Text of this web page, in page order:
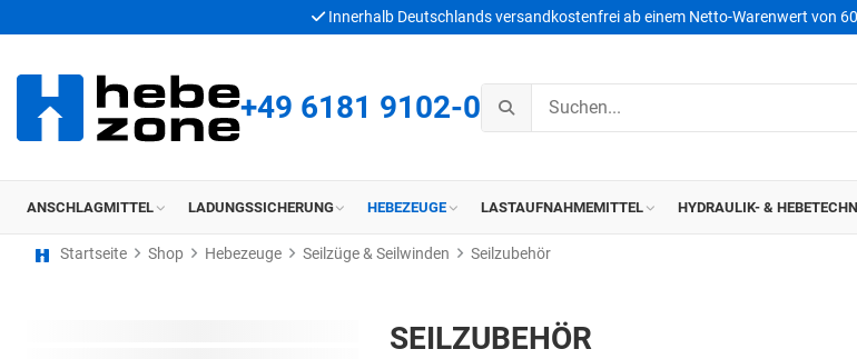
Innerhalb Deutschlands versandkostenfrei ab einem Netto-Warenwert von
+49 6181 9102-0
ANSCHLAGMITTEL LADUNGSSICHERUNG HEBEZEUGE LASTAUFNAHMEMITTEL HYDRAULIK- &
Startseite Shop Hebezeuge Seilzüge & Seilwinden Seilzubehör
SEILZUBEHÖR